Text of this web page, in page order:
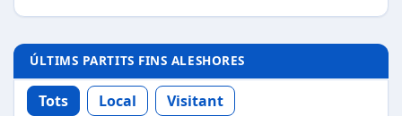
ÚLTIMS PARTITS FINS ALESHORES
Tots Local Visitant